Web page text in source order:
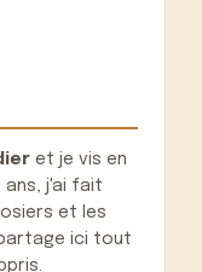
et je vis en
ans, j'ai fait
et les
partage ici tout